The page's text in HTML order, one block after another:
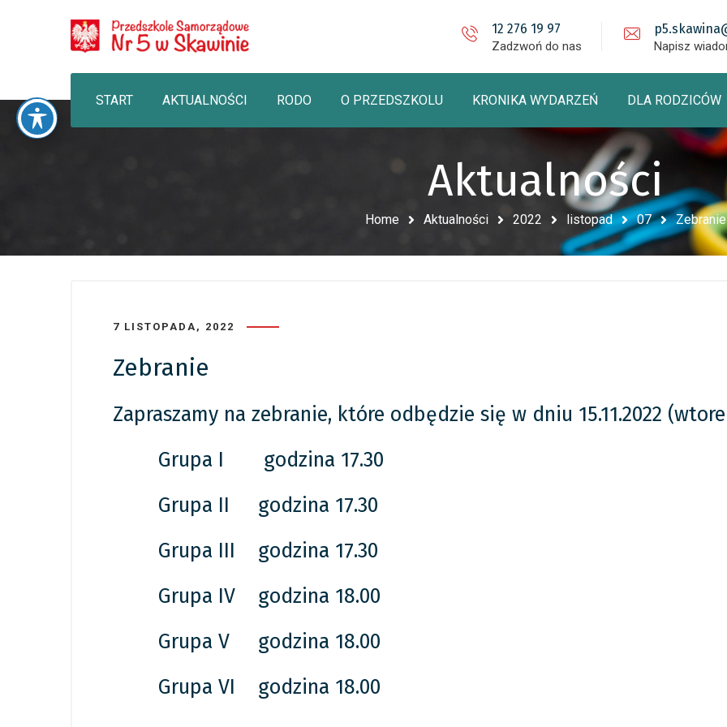
12 276 19 97
Zadzwoń do nas Napisz
START AKTUALNOŚCI RODO O PRZEDSZKOLU KRONIKA WYDARZEŃ DLA RODZICÓW
Aktualności
Home Aktualności 2022 listopad 07 Zebranie
7 LISTOPADA, 2022
Zebranie
Zapraszamy na zebranie, które odbędzie się w dniu 15.11.2022
Grupa I godzina 17.30
Grupa II godzina 17.30
Grupa III godzina 17.30
Grupa IV godzina 18.00
Grupa V godzina 18.00
Grupa VI godzina 18.00